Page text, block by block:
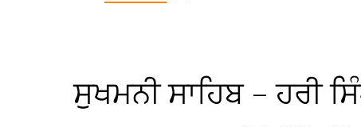
ਸੁਖਮਨੀ ਸਾਹਿਬ – ਹਰੀ